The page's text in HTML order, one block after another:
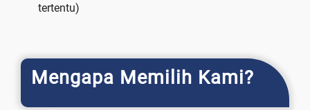
tertentu)
Mengapa Memilih Kami?